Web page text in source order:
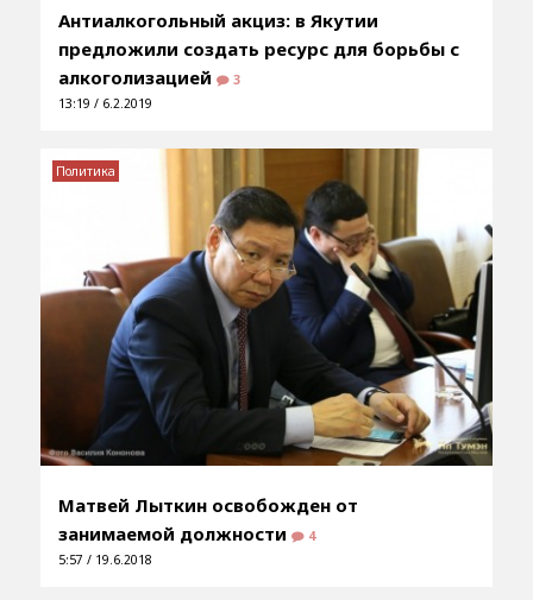
Антиалкогольный акциз: в Якутии
предложили создать ресурс для борьбы с
алкоголизацией
3
13:19 / 6.2.2019
Матвей Лыткин освобожден от
занимаемой должности
4
5:57 / 19.6.2018
Политика